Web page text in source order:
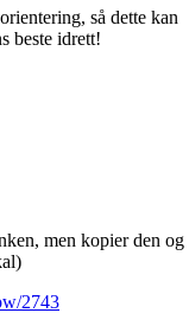
så dette kan
beste idrett!
men kopier den og
2743